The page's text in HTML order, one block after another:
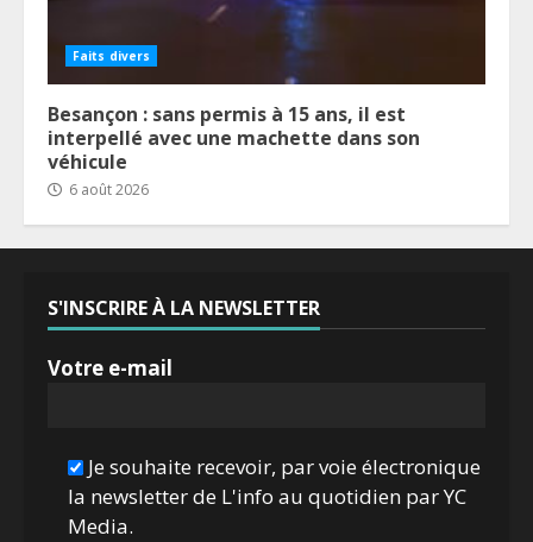
Faits divers
Besançon : sans permis à 15 ans, il est
interpellé avec une machette dans son
véhicule
6 août 2026
S'INSCRIRE À LA NEWSLETTER
Votre e-mail
Je souhaite recevoir, par voie électronique
la newsletter de L'info au quotidien par YC
Media.